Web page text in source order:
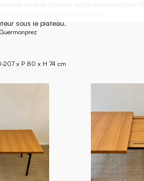
sous le plateau.
207 x P 80 x H 74 cm